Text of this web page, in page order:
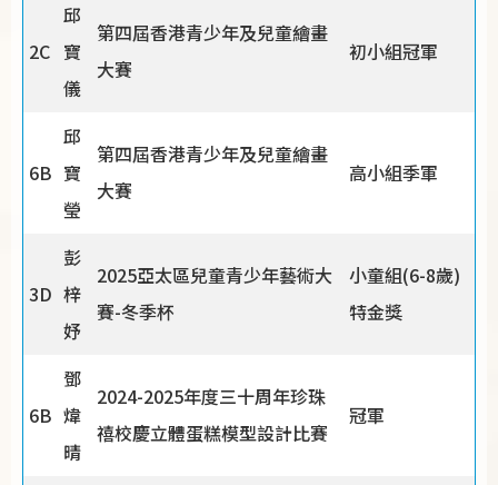
2C
邱
寶
儀
第四屆香港青少年及兒童繪畫
大賽
初小組冠軍
6B
邱
寶
瑩
第四屆香港青少年及兒童繪畫
大賽
高小組季軍
3D
彭
梓
妤
2025亞太區兒童青少年藝術大
賽-冬季杯
小童組(6-8歲)
特金獎
6B
鄧
煒
晴
2024-2025年度三十周年珍珠
禧校慶立體蛋糕模型設計比賽
冠軍